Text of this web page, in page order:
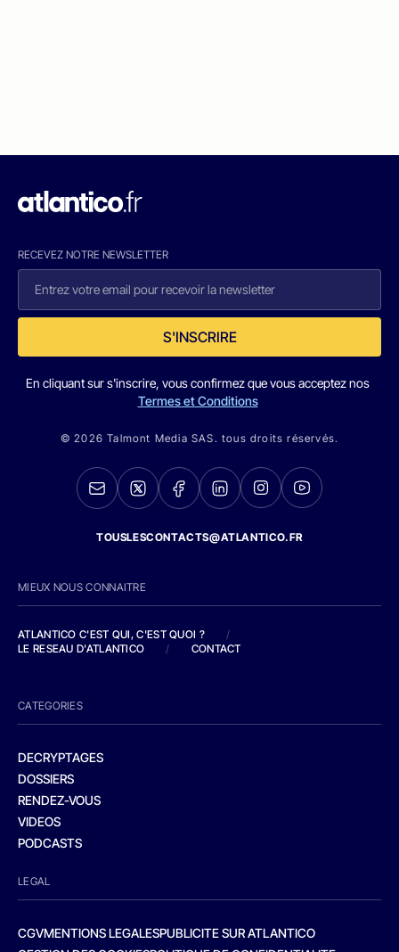
RECEVEZ NOTRE NEWSLETTER
S'INSCRIRE
En cliquant sur s'inscrire, vous confirmez que vous acceptez nos
Termes et Conditions
© 2026 Talmont Media SAS. tous droits réservés.
TOUSLESCONTACTS@ATLANTICO.FR
MIEUX NOUS CONNAITRE
ATLANTICO C'EST QUI, C'EST QUOI ?
/
LE RESEAU D'ATLANTICO
/ CONTACT
CATEGORIES
DECRYPTAGES
DOSSIERS
RENDEZ-VOUS
VIDEOS
PODCASTS
LEGAL
CGVMENTIONS LEGALESPUBLICITE SUR ATLANTICO